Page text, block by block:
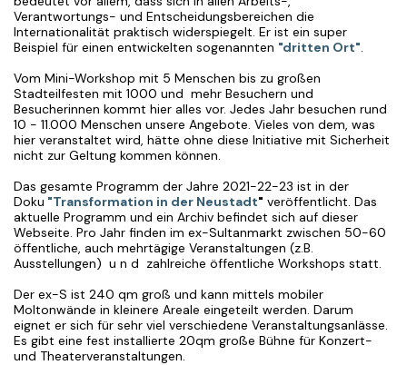
Verantwortungs- und Entscheidungsbereichen die
Internationalität praktisch widerspiegelt. Er ist ein super
Beispiel für einen entwickelten sogenannten "dritten Ort"
Vom Mini-Workshop mit 5 Menschen bis zu großen
Stadteilfesten mit 1000 und mehr Besuchern und
Besucherinnen kommt hier alles vor. Jedes Jahr besuchen rund
10 - 11.000 Menschen unsere Angebote. Vieles von dem, was
hier veranstaltet wird, hätte ohne diese Initiative mit Sicherheit
nicht zur Geltung kommen können.
Das gesamte Programm der Jahre 2021-22-23 ist in der
Doku "Transformation in der Neustadt" veröffentlicht. Das
aktuelle Programm und ein Archiv befindet sich auf dieser
Webseite. Pro Jahr finden im ex-Sultanmarkt zwischen 50-60
öffentliche, auch mehrtägige Veranstaltungen (z.B.
Ausstellungen) u n d zahlreiche öffentliche Workshops statt.
Der ex-S ist 240 qm groß und kann mittels mobiler
Moltonwände in kleinere Areale eingeteilt werden. Darum
eignet er sich für sehr viel verschiedene Veranstaltungsanlässe.
Es gibt eine fest installierte 20qm große Bühne für Konzert-
und Theaterveranstaltungen.